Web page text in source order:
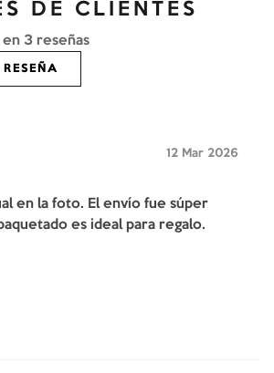
DE CLIENTES
en 3 reseñas
12 Mar 2026
en la foto. El envío fue súper
es ideal para regalo.